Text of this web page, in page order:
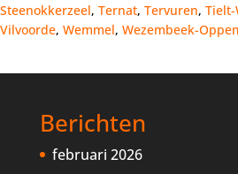
Steenokkerzeel, Ternat, Tervuren,
Vilvoorde, Wemmel, Wezembeek-
Berichten
februari 2026